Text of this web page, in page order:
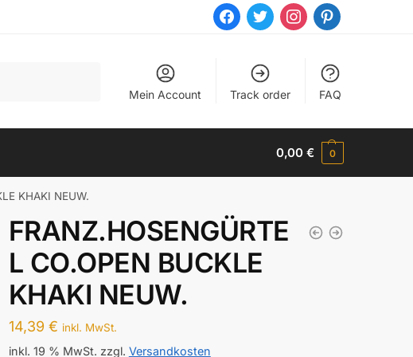
facebooktwitter instagrampinterest
Mein Account Track order FAQ
0,00€ 0
KHAKI NEUW.
FRANZ.HOSENGÜRTE
L CO.OPEN BUCKLE
KHAKI NEUW.
14,39 € inkl. MwSt.
inkl. 19 % MwSt. zzgl. Versandkosten